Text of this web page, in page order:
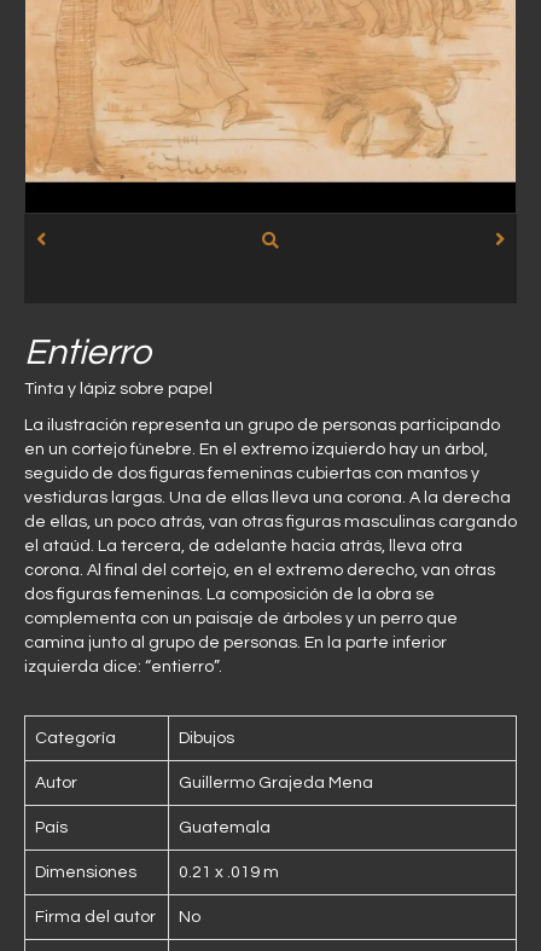
Entierro
Tinta y lápiz sobre papel
La ilustración representa un grupo de personas participando
en un cortejo fúnebre. En el extremo izquierdo hay un árbol,
seguido de dos figuras femeninas cubiertas con mantos y
vestiduras largas. Una de ellas lleva una corona. A la derecha
de ellas, un poco atrás, van otras figuras masculinas cargando
el ataúd. La tercera, de adelante hacia atrás, lleva otra
corona. Al final del cortejo, en el extremo derecho, van otras
dos figuras femeninas. La composición de la obra se
complementa con un paisaje de árboles y un perro que
camina junto al grupo de personas. En la parte inferior
izquierda dice: “entierro”.
Categoría Dibujos
Autor Guillermo Grajeda Mena
País Guatemala
Dimensiones 0.21 x .019 m
Firma del autor No